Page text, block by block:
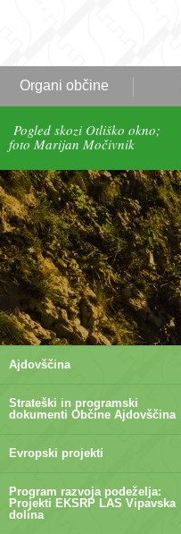
Organi občine
Pogled skozi Otliško okno;
foto Marijan Močivnik
Ajdovščina
Strateški in programski
dokumenti Občine Ajdovščina
Evropski projekti
Program razvoja podeželja:
Projekti EKSRP LAS Vipavska
dolina